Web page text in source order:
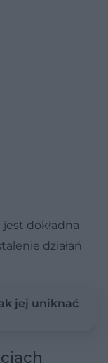
dokładna
działań
jej uniknać